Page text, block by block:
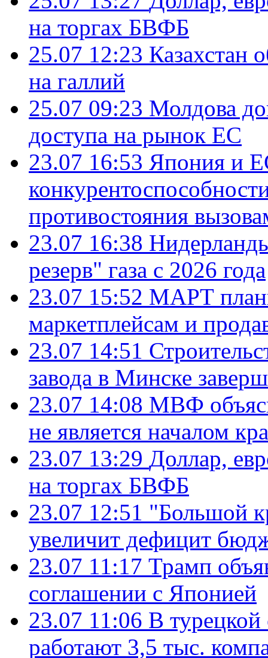
на торгах БВФБ
25.07 12:23 Казахстан
на галлий
25.07 09:23 Молдова
доступа на рынок ЕС
23.07 16:53 Япония и
противостояния
23.07 16:38
резерв" газа с 2026 года
23.07 15:52 МАРТ
маркетплейсам и
23.07 14:51
завода в Минске
23.07 14:08 МВФ
не является началом
23.07 13:29 Доллар,
на торгах БВФБ
23.07 12:51 "Большой
увеличит дефицит
23.07 11:17 Трамп
соглашении с Японией
23.07 11:06 В
работают 3,5 тыс.